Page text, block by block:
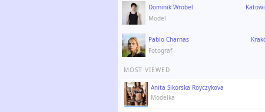
Dominik Wrobel
Model
Pablo Charnas
Fotograf
MOST VIEWED
Anita Sikorska Royczykova
Modelka